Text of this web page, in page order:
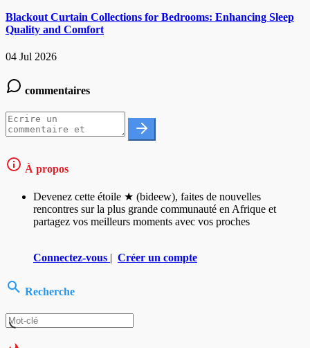
Blackout Curtain Collections for Bedrooms: Enhancing Sleep
Quality and Comfort
04 Jul 2026
commentaires
À propos
Devenez cette étoile ★ (bideew), faites de nouvelles
rencontres sur la plus grande communauté en Afrique et
partagez vos meilleurs moments avec vos proches
Connectez-vous | Créer un compte
Recherche